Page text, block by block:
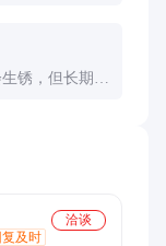
锈，但长期接
洽谈
复及时